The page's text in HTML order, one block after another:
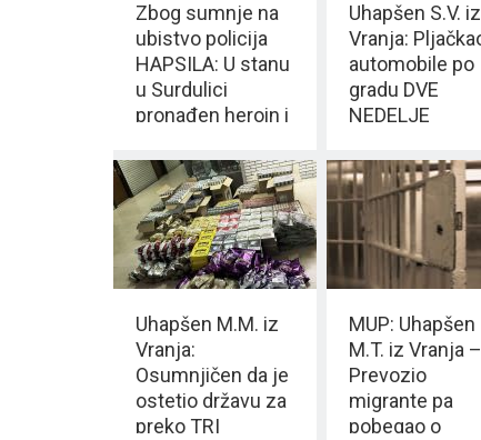
Zbog sumnje na
ubistvo policija
HAPSILA: U stanu
u Surdulici
pronađen heroin i
Uhapšen S.V. iz
Vranja:
automobile po
gradu DVE
NEDELJE
Uhapšen M.M. iz
Vranja:
Osumnjičen da je
ostetio državu za
preko TRI
MUP: Uhapšen
M.T. iz Vranja –
Prevozio
migrante pa
pobegao o